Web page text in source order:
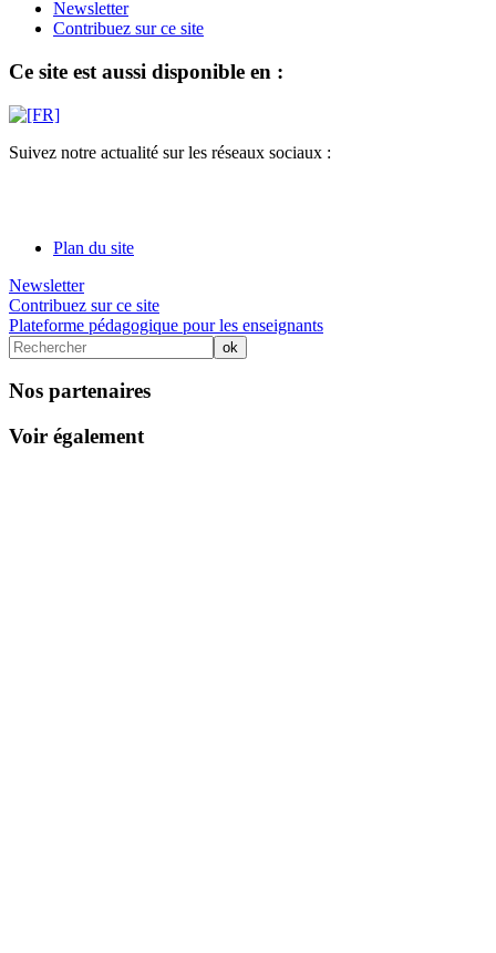
Newsletter
Contribuez sur ce site
Ce site est aussi disponible en :
Suivez notre actualité sur les réseaux sociaux :
Plan du site
Newsletter
Contribuez sur ce site
Plateforme pédagogique pour les enseignants
Nos partenaires
Voir également